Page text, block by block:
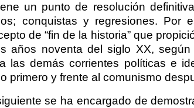
un punto de resolución
conquistas y regresiones. Por
de “fin de la historia” que
años noventa del siglo XX,
las demás corrientes políticas e
primero y frente al comunismo
se ha encargado de